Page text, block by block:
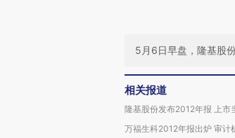
5月6日早盘，隆基股
相关报道
隆基股份发布2012年报 上市
万福生科2012年报出炉 审计